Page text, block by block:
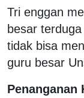
Tri enggan
besar
tidak bisa
guru besar
Penanganan